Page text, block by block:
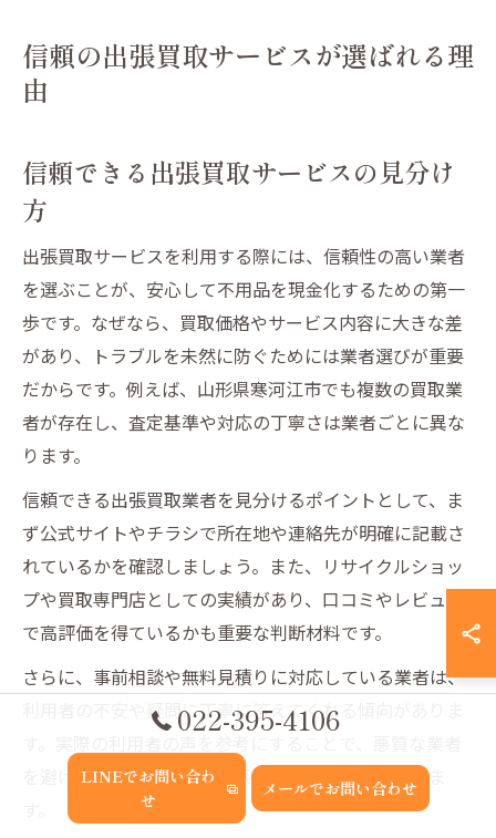
信頼の出張買取サービスが選ばれる理
由
信頼できる出張買取サービスの見分け
方
出張買取サービスを利用する際には、信頼性の高い業者
を選ぶことが、安心して不用品を現金化するための第一
歩です。なぜなら、買取価格やサービス内容に大きな差
があり、トラブルを未然に防ぐためには業者選びが重要
だからです。例えば、山形県寒河江市でも複数の買取業
者が存在し、査定基準や対応の丁寧さは業者ごとに異な
ります。
信頼できる出張買取業者を見分けるポイントとして、ま
ず公式サイトやチラシで所在地や連絡先が明確に記載さ
れているかを確認しましょう。また、リサイクルショッ
プや買取専門店としての実績があり、口コミやレビュー
で高評価を得ているかも重要な判断材料です。
さらに、事前相談や無料見積りに対応している業者は、
利用者の不安や疑問に丁寧に答えてくれる傾向がありま
を避けることができ、納得感のある取引につながりま
022-395-4106
LINEでお問い合わ
せ
メールでお問い合わせ